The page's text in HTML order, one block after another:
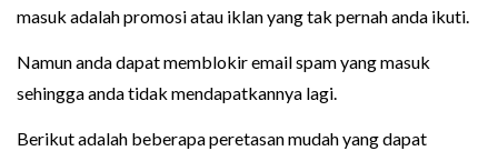
masuk adalah promosi atau iklan yang tak pernah anda ikuti.
Namun anda dapat memblokir email spam yang masuk
sehingga anda tidak mendapatkannya lagi.
Berikut adalah beberapa peretasan mudah yang dapat